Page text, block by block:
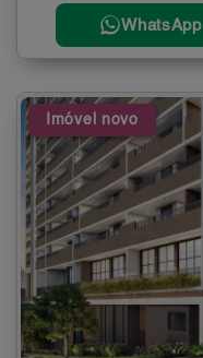
WhatsApp
Imóvel novo